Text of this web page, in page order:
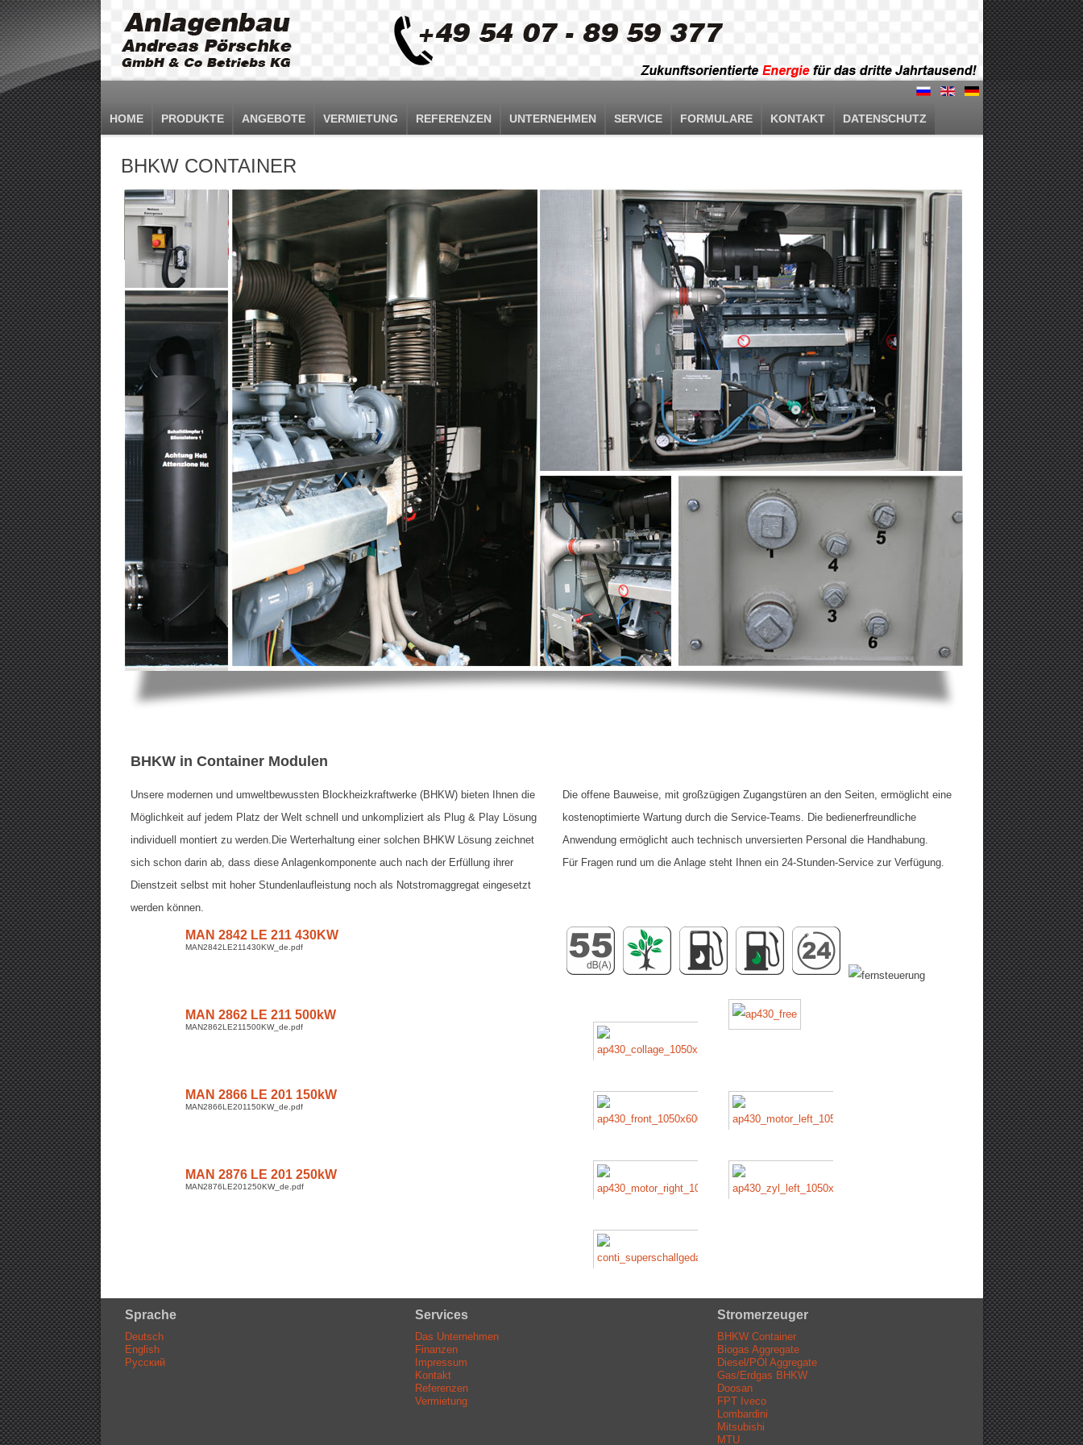
HOME PRODUKTE ANGEBOTE VERMIETUNG REFERENZEN UNTERNEHMEN SERVICE FORMULARE KONTAKT DATENSCHUTZ
BHKW CONTAINER
BHKW in Container Modulen
Unsere modernen und umweltbewussten Blockheizkraftwerke (BHKW) bieten Ihnen die
Möglichkeit auf jedem Platz der Welt schnell und unkompliziert als Plug & Play Lösung
individuell montiert zu werden.Die Werterhaltung einer solchen BHKW Lösung zeichnet
sich schon darin ab, dass diese Anlagenkomponente auch nach der Erfüllung ihrer
Dienstzeit selbst mit hoher Stundenlaufleistung noch als Notstromaggregat eingesetzt
werden können.
Die offene Bauweise, mit großzügigen Zugangstüren an den Seiten, ermöglicht eine
kostenoptimierte Wartung durch die Service-Teams. Die bedienerfreundliche
Anwendung ermöglicht auch technisch unversierten Personal die Handhabung.
Für Fragen rund um die Anlage steht Ihnen ein 24-Stunden-Service zur Verfügung.
MAN 2842 LE 211 430KW
MAN2842LE211430KW_de.pdf
MAN 2862 LE 211 500kW
MAN2862LE211500KW_de.pdf
MAN 2866 LE 201 150kW
MAN2866LE201150KW_de.pdf
MAN 2876 LE 201 250kW
MAN2876LE201250KW_de.pdf
Sprache
Deutsch
English
Русский
Services
Das Unternehmen
Finanzen
Impressum
Kontakt
Referenzen
Vermietung
Stromerzeuger
BHKW Container
Biogas Aggregate
Diesel/PÖl Aggregate
Gas/Erdgas BHKW
Doosan
FPT Iveco
Lombardini
Mitsubishi
MTU